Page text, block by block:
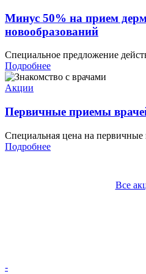
Минус 50% на прием
новообразований
Специальное предложение
Подробнее
Акции
Первичные приемы
Специальная цена на
Подробнее
Все
-